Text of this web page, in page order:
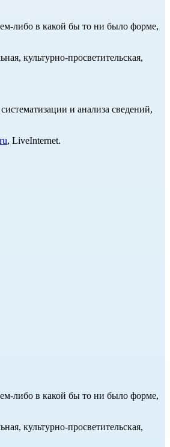
либо в какой бы то ни было форме,
культурно-просветительская,
и анализа сведений,
, LiveInternet.
либо в какой бы то ни было форме,
культурно-просветительская,